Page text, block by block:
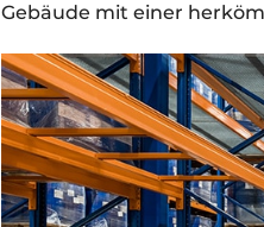
Gebäude mit einer